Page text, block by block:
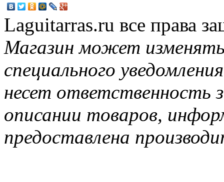
Laguitarras.ru все права
Магазин может
специального
несет ответственность
описании товаров,
предоставлена